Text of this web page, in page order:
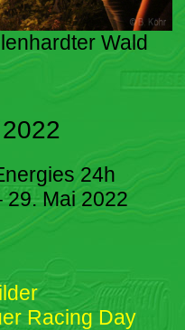
Wald
24h
29. Mai 2022
Racing Day